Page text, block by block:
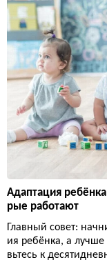
Адаптация ребёнка
рые работают
Главный совет:
ия ребёнка, а лучше
вьтесь к